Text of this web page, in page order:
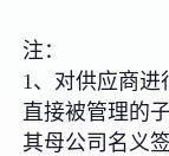
注：
1、对供应商
直接被管理的
其母公司名义